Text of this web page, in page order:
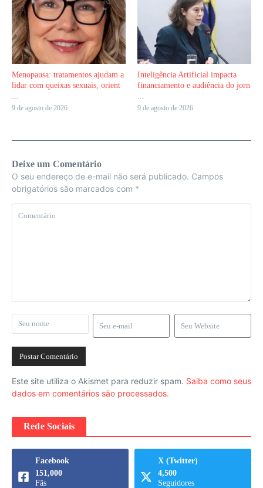
Menopausa: tratamentos ajudam a
lidar com queixas sexuais, orient
9 de agosto de 2026
Inteligência Artificial impacta
financiamento e audiência do jorn
9 de agosto de 2026
Deixe um Comentário
O seu endereço de e-mail não será publicado. Campos
obrigatórios são marcados com *
Este site utiliza o Akismet para reduzir spam. Saiba como seus
dados em comentários são processados.
Rede Sociais
Facebook
151,000
Fãs
X (Twitter)
4,500
Seguidores